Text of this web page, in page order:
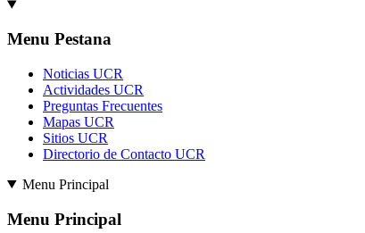
Menu Pestana
Noticias UCR
Actividades UCR
Preguntas Frecuentes
Mapas UCR
Sitios UCR
Directorio de Contacto UCR
Menu Principal
Menu Principal